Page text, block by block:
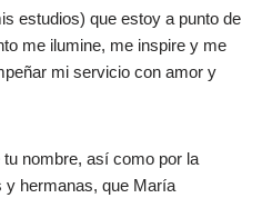
estudios) que estoy a punto de
me ilumine, me inspire y me
mi servicio con amor y
nombre, así como por la
y hermanas, que María